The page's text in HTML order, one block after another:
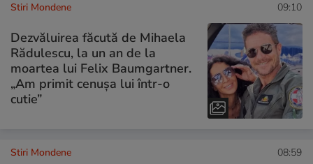
Stiri Mondene 09:10
Dezvăluirea făcută de Mihaela
Rădulescu, la un an de la
moartea lui Felix Baumgartner.
„Am primit cenușa lui într-o
cutie”
Stiri Mondene 08:59